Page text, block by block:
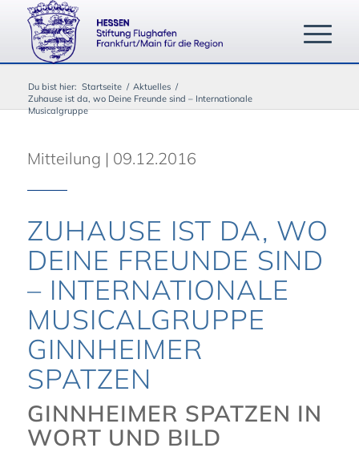
Du bist hier: Startseite / Aktuelles /
Zuhause ist da, wo Deine Freunde sind – Internationale
Musicalgruppe
Mitteilung | 09.12.2016
ZUHAUSE IST DA, WO
DEINE FREUNDE SIND
– INTERNATIONALE
MUSICALGRUPPE
GINNHEIMER
SPATZEN
GINNHEIMER SPATZEN IN
WORT UND BILD